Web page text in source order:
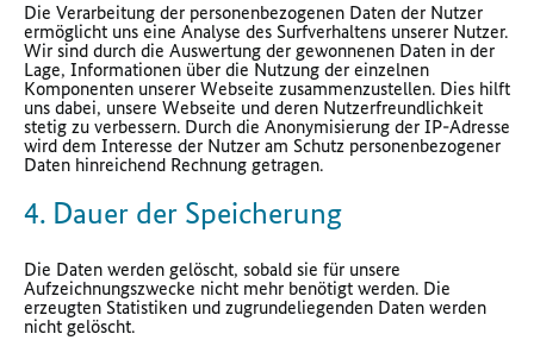
Die Verarbeitung der personenbezogenen Daten der Nutzer
ermöglicht uns eine Analyse des Surfverhaltens unserer Nutzer.
Wir sind durch die Auswertung der gewonnenen Daten in der
Lage, Informationen über die Nutzung der einzelnen
Komponenten unserer Webseite zusammenzustellen. Dies hilft
uns dabei, unsere Webseite und deren Nutzerfreundlichkeit
stetig zu verbessern. Durch die Anonymisierung der IP-Adresse
wird dem Interesse der Nutzer am Schutz personenbezogener
Daten hinreichend Rechnung getragen.
4. Dauer der Speicherung
Die Daten werden gelöscht, sobald sie für unsere
Aufzeichnungszwecke nicht mehr benötigt werden. Die
erzeugten Statistiken und zugrundeliegenden Daten werden
nicht gelöscht.